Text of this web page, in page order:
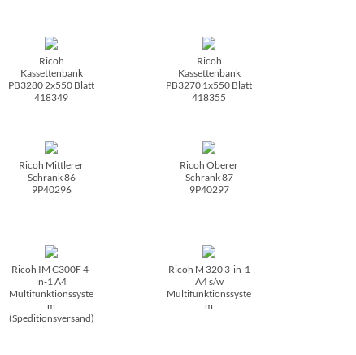
Ricoh
Kassettenbank
PB3280 2x550 Blatt
418349
Ricoh
Kassettenbank
PB3270 1x550 Blatt
418355
Ricoh Mittlerer
Schrank 86
9P40296
Ricoh Oberer
Schrank 87
9P40297
Ricoh IM C300F 4-
in-1 A4
Multifunktionssyste
m
(Speditionsversand)
Ricoh M 320 3-in-1
A4 s/­w
Multifunktionssyste
m